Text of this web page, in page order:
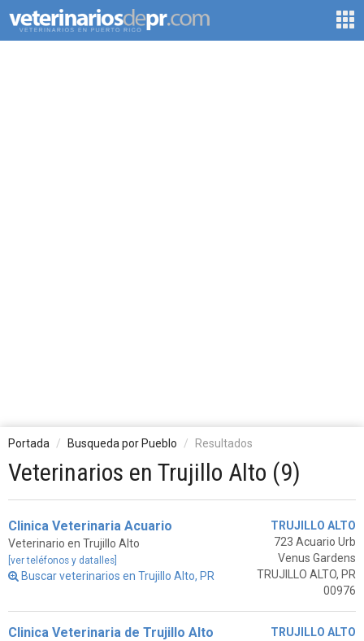
Portada Busqueda por Pueblo Resultados
Veterinarios en Trujillo Alto (9)
Clinica Veterinaria Acuario
Veterinario en Trujillo Alto
[ver teléfonos y datalles]
Buscar veterinarios en Trujillo Alto, PR
TRUJILLO ALTO
723 Acuario Urb
Venus Gardens
TRUJILLO ALTO, PR
00976
Clinica Veterinaria de Trujillo Alto
TRUJILLO ALTO